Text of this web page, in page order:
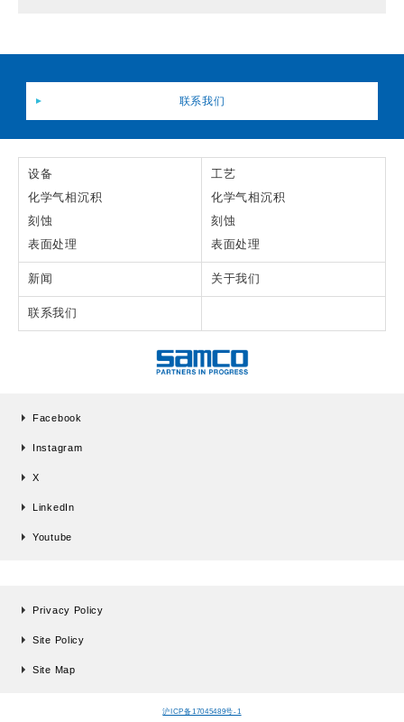
联系我们
设备
化学气相沉积
刻蚀
表面处理
工艺
化学气相沉积
刻蚀
表面处理
新闻 关于我们
联系我们
Facebook
Instagram
X
LinkedIn
Youtube
Privacy Policy
Site Policy
Site Map
沪ICP备17045489号-1